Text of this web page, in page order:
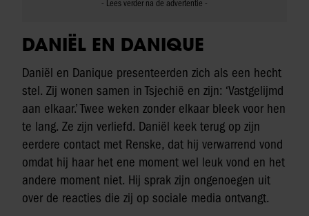
DANIËL EN DANIQUE
Daniël en Danique presenteerden zich als een hecht
stel. Zij wonen samen in Tsjechië en zijn: ‘Vastgelijmd
aan elkaar.’ Twee weken zonder elkaar bleek voor hen
te lang. Ze zijn verliefd. Daniël keek terug op zijn
eerdere contact met Renske, dat hij verwarrend vond
omdat hij haar het ene moment wel leuk vond en het
andere moment niet. Hij sprak zijn ongenoegen uit
over de reacties die zij op sociale media ontvangt.